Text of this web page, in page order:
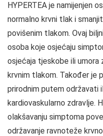
HYPERTEA je namijenjen
normalno krvni tlak i
povišenim tlakom. Ovaj
osoba koje osjećaju
osjećaja tjeskobe ili umora
krvnim tlakom. Također je
prirodnim putem održavati
kardiovaskularno zdravlje.
olakšavanju simptoma
održavanje ravnoteže